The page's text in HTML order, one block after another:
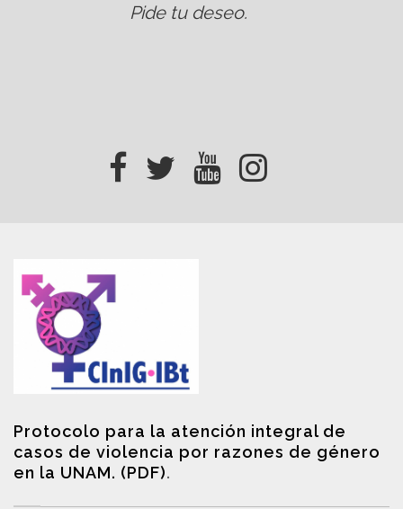
Pide tu deseo.
Protocolo para la atención integral de
casos de violencia por razones de género
en la UNAM. (PDF).